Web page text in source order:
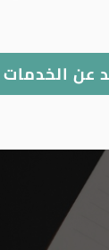
عن الخدمات